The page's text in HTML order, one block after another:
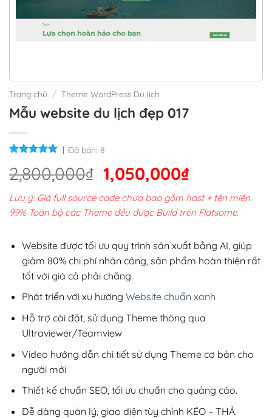
Trang chủ / Theme WordPress Du lịch
Mẫu website du lịch đẹp 017
Đã bán: 8
2,800,000₫ Giá
gốc
là:
2,800,000₫.
1,050,000₫Giá
hiện
tại
Lưu ý: Giá full source code chưa bao gồm host + tên miền.
99% Toàn bộ các Theme đều được Build trên Flatsome.
Website được tối ưu quy trình sản xuất bằng AI, giúp
giảm 80% chi phí nhân công, sản phẩm hoàn thiện rất
tốt với giá cả phải chăng.
Phát triển với xu hướng Website chuẩn xanh
Hỗ trợ cài đặt, sử dụng Theme thông qua
Ultraviewer/Teamview
Video hướng dẫn chi tiết sử dụng Theme cơ bản cho
người mới
Thiết kế chuẩn SEO, tối ưu chuẩn cho quảng cáo.
Dễ dàng quản lý, giao diện tùy chỉnh KÉO – THẢ.